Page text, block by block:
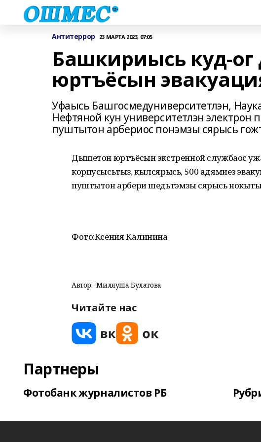
Антитеррор 23 МАРТА 2023, 07:05
Башкириысь куд-
юртъёсын
Уфаысь Башгосмедуниверситетлэн,
Нефтяной кун университетлэн электрон
пуштытон арбериос понэмзы сярысь
Дышетон юртъёсын экстренной службаос
корпусысьтыз, кылсярысь, 500 адямиез
пуштытон арбери шедьтэмзы сярысь
Фото:Ксения Калинина
Автор: Миляуша Булатова
Читайте нас
Партнеры
Фотобанк журналистов РБ